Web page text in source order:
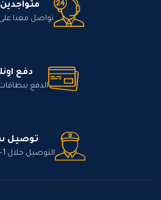
متواجدين 24/7
تواصل معنا على
دفع
الدفع
توصيل
التوصيل خلال 1–3 أيام عمل